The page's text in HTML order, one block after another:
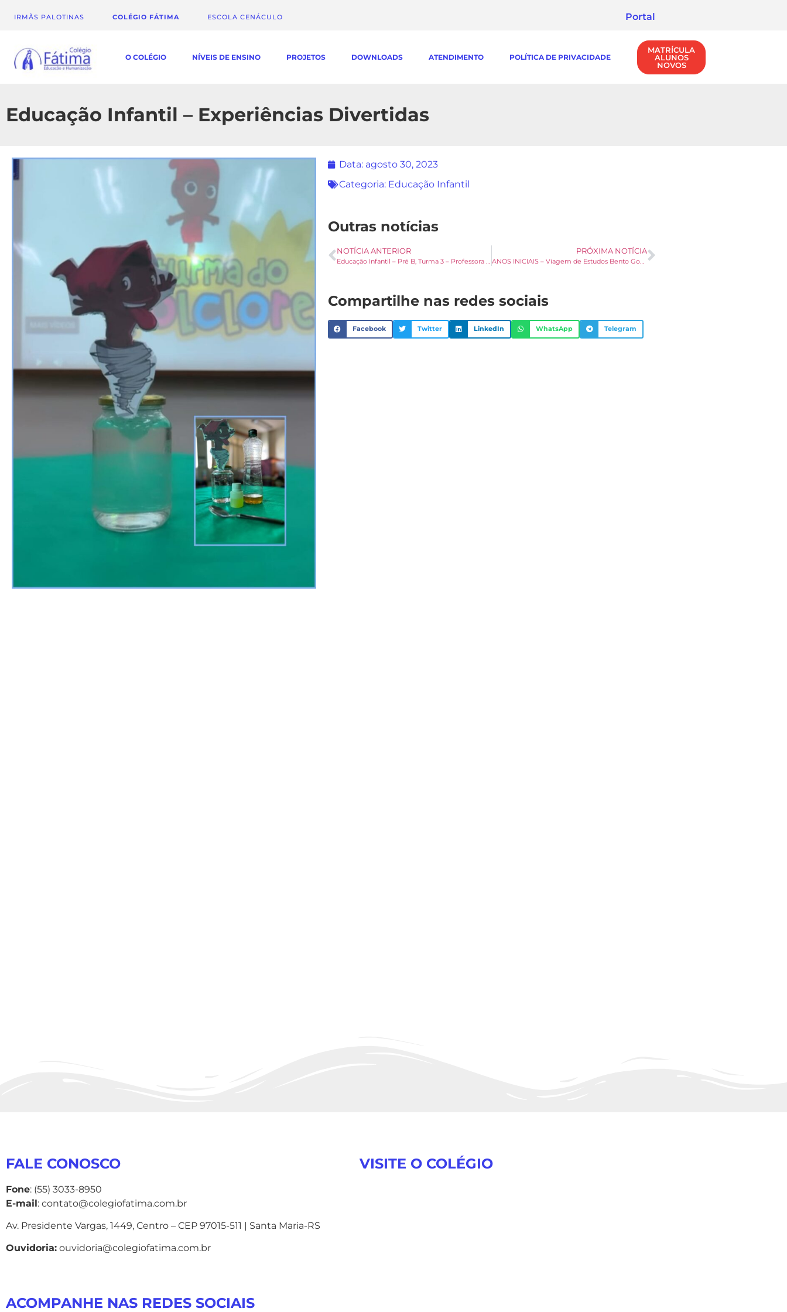
IRMÃS PALOTINAS COLÉGIO FÁTIMA ESCOLA CENÁCULO Portal
O COLÉGIO NÍVEIS DE ENSINO PROJETOS DOWNLOADS ATENDIMENTO POLÍTICA DE PRIVACIDADE
MATRÍCULA
ALUNOS
NOVOS
Educação Infantil – Experiências Divertidas
Data: agosto 30, 2023
Categoria: Educação Infantil
Outras notícias
NOTÍCIA ANTERIOR
Educação Infantil – Pré B, Turma 3 – Professora Marieli Doná
PRÓXIMA NOTÍCIA
ANOS INICIAIS – Viagem de Estudos Bento Gonçalves
Compartilhe nas redes sociais
Facebook Twitter LinkedIn WhatsApp Telegram
FALE CONOSCO
Fone: (55) 3033-8950
E-mail: contato@colegiofatima.com.br
Av. Presidente Vargas, 1449, Centro – CEP 97015-511 | Santa Maria-RS
Ouvidoria: ouvidoria@colegiofatima.com.br
ACOMPANHE NAS REDES SOCIAIS
VISITE O COLÉGIO